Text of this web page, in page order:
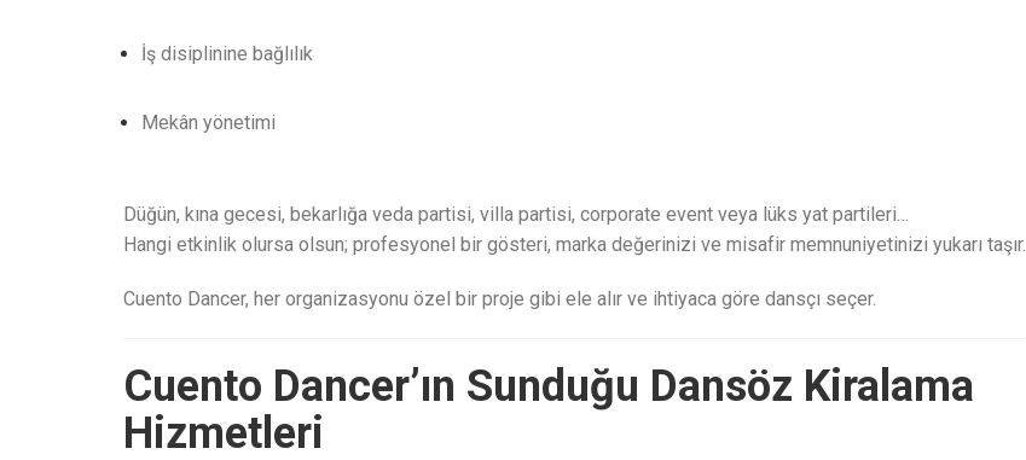
İş disiplinine bağlılık
Mekân yönetimi
Düğün, kına gecesi, bekarlığa veda partisi, villa partisi, corporate event veya lüks yat partileri…
Hangi etkinlik olursa olsun; profesyonel bir gösteri, marka değerinizi ve misafir memnuniyetinizi yukarı taşır.
Cuento Dancer, her organizasyonu özel bir proje gibi ele alır ve ihtiyaca göre dansçı seçer.
Cuento Dancer’ın Sunduğu Dansöz Kiralama
Hizmetleri